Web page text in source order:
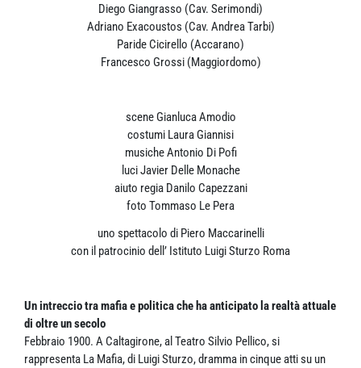
Diego Giangrasso (Cav. Serimondi)
Adriano Exacoustos (Cav. Andrea Tarbi)
Paride Cicirello (Accarano)
Francesco Grossi (Maggiordomo)
scene Gianluca Amodio
costumi Laura Giannisi
musiche Antonio Di Pofi
luci Javier Delle Monache
aiuto regia Danilo Capezzani
foto Tommaso Le Pera
uno spettacolo di Piero Maccarinelli
con il patrocinio dell’ Istituto Luigi Sturzo Roma
Un intreccio tra mafia e politica che ha anticipato la realtà attuale
di oltre un secolo
Febbraio 1900. A Caltagirone, al Teatro Silvio Pellico, si
rappresenta La Mafia, di Luigi Sturzo, dramma in cinque atti su un